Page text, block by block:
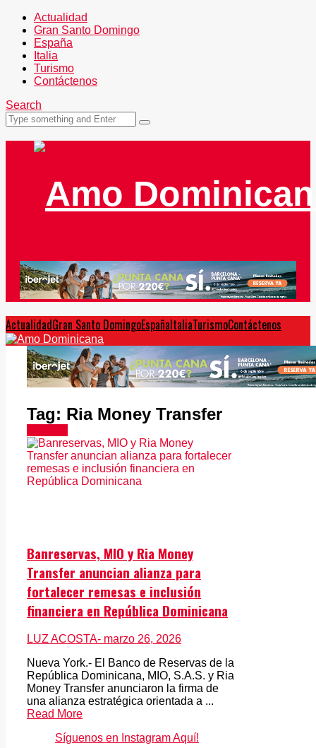
Actualidad
Gran Santo Domingo
España
Italia
Turismo
Contáctenos
Search
ActualidadGran Santo DomingoEspañaItaliaTurismoContáctenos
Tag: Ria Money Transfer
Banreservas, MIO y Ria Money
Transfer anuncian alianza para
fortalecer remesas e inclusión
financiera en República Dominicana
LUZ ACOSTA- marzo 26, 2026
Nueva York.- El Banco de Reservas de la
República Dominicana, MIO, S.A.S. y Ria
Money Transfer anunciaron la firma de
una alianza estratégica orientada a ...
Read More
Síguenos en Instagram Aquí!